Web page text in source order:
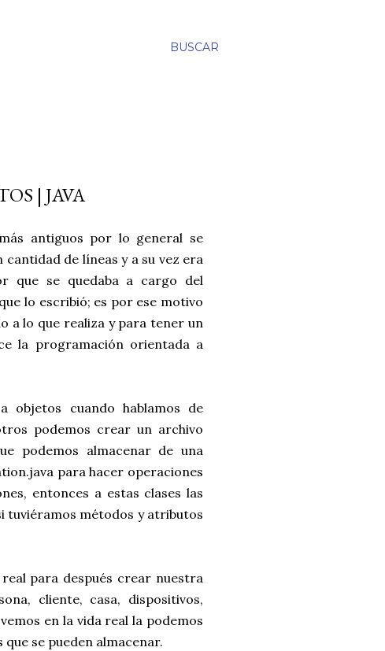
BUSCAR
| JAVA
antiguos por lo general se
de líneas y a su vez era
que se quedaba a cargo del
lo escribió; es por ese motivo
a lo que realiza y para tener un
la programación orientada a
objetos cuando hablamos de
podemos crear un archivo
podemos almacenar de una
para hacer operaciones
entonces a estas clases las
tuviéramos métodos y atributos
para después crear nuestra
cliente, casa, dispositivos,
en la vida real la podemos
se pueden almacenar.